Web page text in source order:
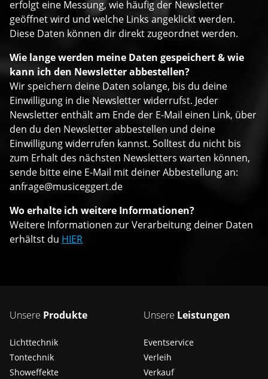
erfolgt eine Messung, wie häufig der Newsletter
geöffnet wird und welche Links angeklickt werden.
Diese Daten können dir direkt zugeordnet werden.
Wie lange werden meine Daten gespeichert & wie
kann ich den Newsletter abbestellen?
Wir speichern deine Daten solange, bis du deine
Einwilligung in die Newsletter widerrufst. Jeder
Newsletter enthält am Ende der E-Mail einen Link, über
den du den Newsletter abbestellen und deine
Einwilligung widerrufen kannst. Solltest du nicht bis
zum Erhalt des nächsten Newsletters warten können,
sende bitte eine E-Mail mit deiner Abbestellung an:
anfrage@musiceggert.de
Wo erhalte ich weitere Informationen?
Weitere Informationen zur Verarbeitung deiner Daten
erhältst du HIER
Unsere Produkte
Lichttechnik
Tontechnik
Showeffekte
Unsere Leistungen
Eventservice
Verleih
Verkauf